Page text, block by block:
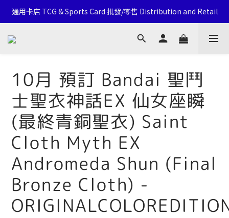
通用卡店 TCG & Sports Card 批發/零售 Distribution and Retail
通用卡店 TCG & Sports Card 批發/零售 Distribution and Retail
Click Here To Follow Our Social Media
通用卡店 TCG & Sports Card 批發/零售 Distribution and Retail
10月 預訂 Bandai 聖鬥
士聖衣神話EX 仙女座瞬
(最終青銅聖衣) Saint
Cloth Myth EX
Andromeda Shun (Final
Bronze Cloth) -